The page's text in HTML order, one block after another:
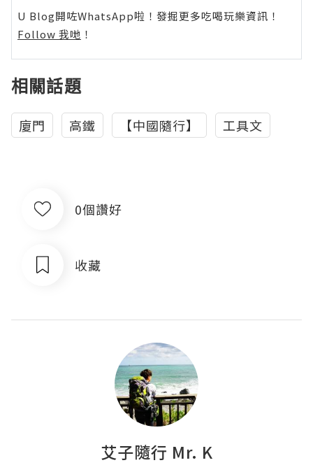
U Blog開咗WhatsApp啦！發掘更多吃喝玩樂資訊！
Follow 我哋 ！
相關話題
廈門 高鐵 【中國隨行】 工具文
0個讚好
收藏
艾子隨行 Mr. K